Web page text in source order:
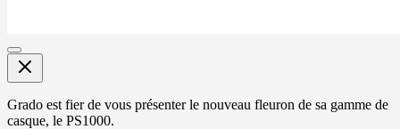
Grado est fier de vous présenter le nouveau fleuron de sa gamme de
casque, le PS1000.